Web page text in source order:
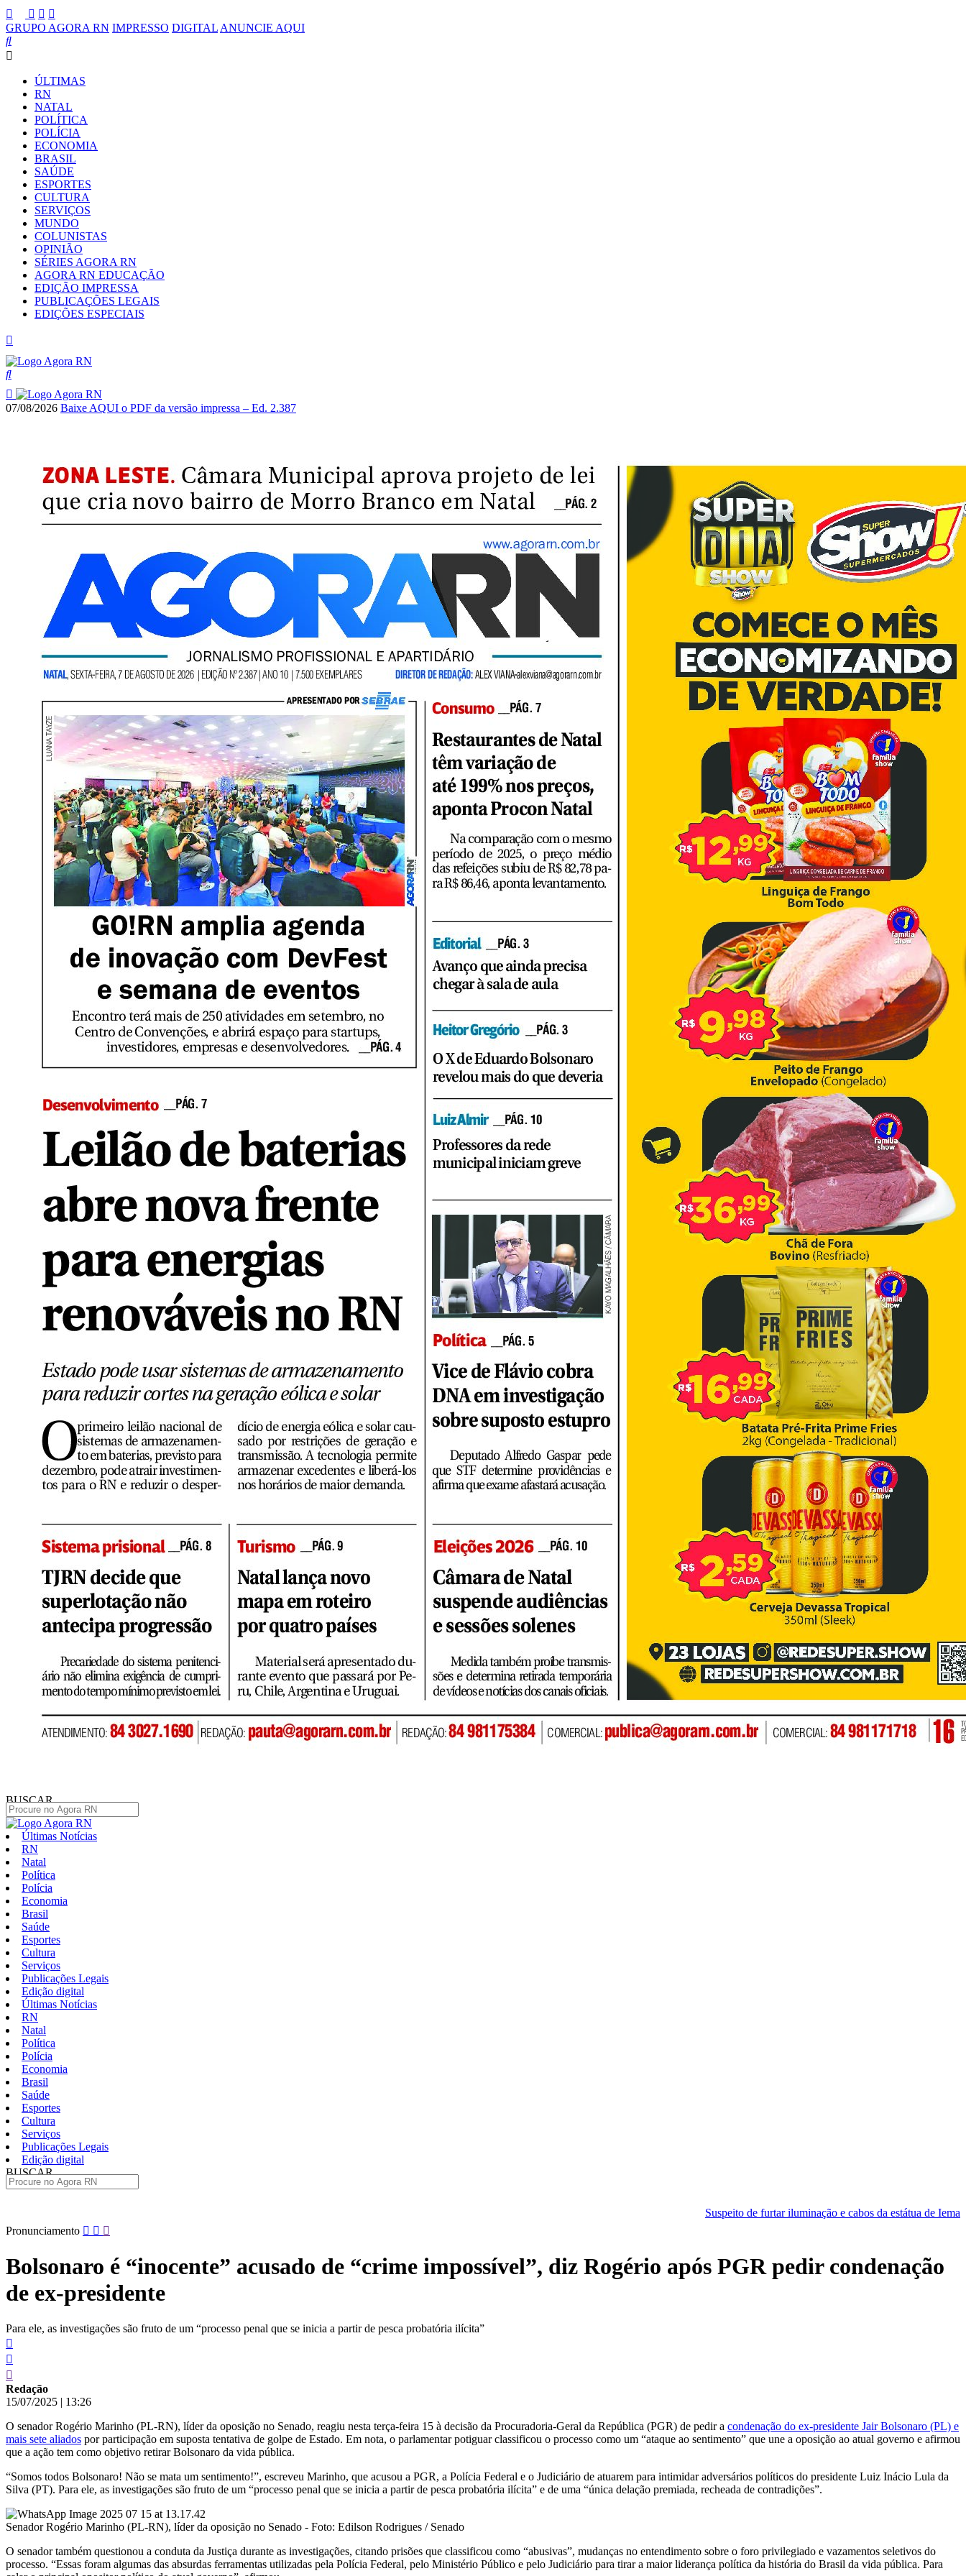
GRUPO AGORA RN IMPRESSO DIGITAL ANUNCIE AQUI
ÚLTIMAS
RN
NATAL
POLÍTICA
POLÍCIA
ECONOMIA
BRASIL
SAÚDE
ESPORTES
CULTURA
SERVIÇOS
MUNDO
COLUNISTAS
OPINIÃO
SÉRIES AGORA RN
AGORA RN EDUCAÇÃO
EDIÇÃO IMPRESSA
PUBLICAÇÕES LEGAIS
EDIÇÕES ESPECIAIS
07/08/2026 Baixe AQUI o PDF da versão impressa – Ed. 2.387
BUSCAR
Últimas Notícias
RN
Natal
Política
Polícia
Economia
Brasil
Saúde
Esportes
Cultura
Serviços
Publicações Legais
Edição digital
Últimas Notícias
RN
Natal
Política
Polícia
Economia
Brasil
Saúde
Esportes
Cultura
Serviços
Publicações Legais
Edição digital
BUSCAR
Suspeito de furtar iluminação e cabos da estátua de Iemanjá é preso
Pular
conteúdo
Pronunciamento
Bolsonaro é “inocente” acusado de “crime impossível”, diz Rogério após PGR pedir condenação
de ex-presidente
Para ele, as investigações são fruto de um “processo penal que se inicia a partir de pesca probatória ilícita”
Redação
15/07/2025 | 13:26
O senador Rogério Marinho (PL-RN), líder da oposição no Senado, reagiu nesta terça-feira 15 à decisão da Procuradoria-Geral da República (PGR) de pedir a condenação do ex-presidente Jair Bolsonaro (PL) e
mais sete aliados por participação em suposta tentativa de golpe de Estado. Em nota, o parlamentar potiguar classificou o processo como um “ataque ao sentimento” que une a oposição ao atual governo e afirmou
que a ação tem como objetivo retirar Bolsonaro da vida pública.
“Somos todos Bolsonaro! Não se mata um sentimento!”, escreveu Marinho, que acusou a PGR, a Polícia Federal e o Judiciário de atuarem para intimidar adversários políticos do presidente Luiz Inácio Lula da
Silva (PT). Para ele, as investigações são fruto de um “processo penal que se inicia a partir de pesca probatória ilícita” e de uma “única delação premiada, recheada de contradições”.
Senador Rogério Marinho (PL-RN), líder da oposição no Senado - Foto: Edilson Rodrigues / Senado
O senador também questionou a conduta da Justiça durante as investigações, citando prisões que classificou como “abusivas”, mudanças no entendimento sobre o foro privilegiado e vazamentos seletivos do
processo. “Essas foram algumas das absurdas ferramentas utilizadas pela Polícia Federal, pelo Ministério Público e pelo Judiciário para tirar a maior liderança política da história do Brasil da vida pública. Para